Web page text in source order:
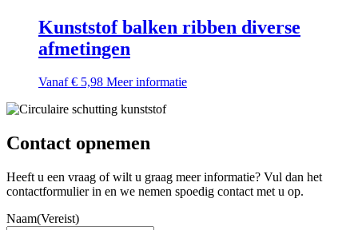
worden
op
meerdere
variaties.
kan
worden
Kunststof balken ribben diverse
afmetingen
Vanaf € 5,98 Meer informatieDit
kan
gekozen
Contact opnemen
Heeft u een vraag of wilt u graag meer informatie? Vul dan het
contactformulier in en we nemen spoedig contact met u op.
Naam(Vereist)